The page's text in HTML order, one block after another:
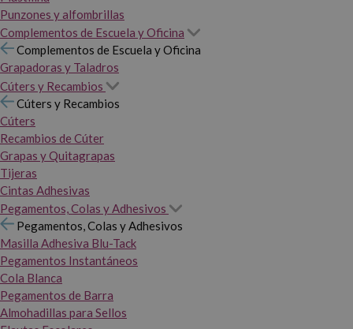
Punzones y alfombrillas
Complementos de Escuela y Oficina
Complementos de Escuela y Oficina
Grapadoras y Taladros
Cúters y Recambios
Cúters y Recambios
Cúters
Recambios de Cúter
Grapas y Quitagrapas
Tijeras
Cintas Adhesivas
Pegamentos, Colas y Adhesivos
Pegamentos, Colas y Adhesivos
Masilla Adhesiva Blu-Tack
Pegamentos Instantáneos
Cola Blanca
Pegamentos de Barra
Almohadillas para Sellos